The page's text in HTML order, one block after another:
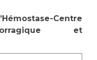
Centre
et